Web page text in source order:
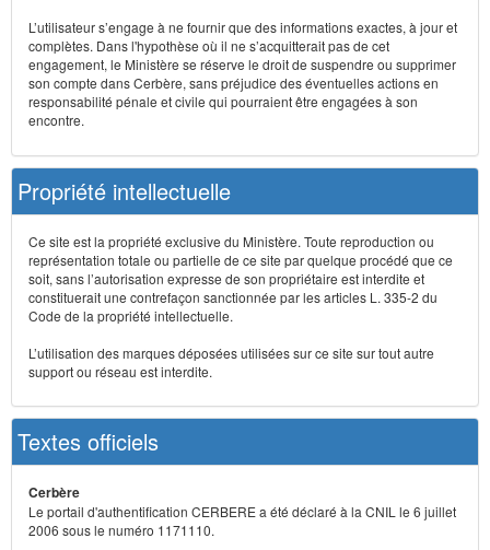
L’utilisateur s’engage à ne fournir que des informations exactes, à jour et
complètes. Dans l'hypothèse où il ne s’acquitterait pas de cet
engagement, le Ministère se réserve le droit de suspendre ou supprimer
son compte dans Cerbère, sans préjudice des éventuelles actions en
responsabilité pénale et civile qui pourraient être engagées à son
encontre.
Propriété intellectuelle
Ce site est la propriété exclusive du Ministère. Toute reproduction ou
représentation totale ou partielle de ce site par quelque procédé que ce
soit, sans l’autorisation expresse de son propriétaire est interdite et
constituerait une contrefaçon sanctionnée par les articles L. 335-2 du
Code de la propriété intellectuelle.
L’utilisation des marques déposées utilisées sur ce site sur tout autre
support ou réseau est interdite.
Textes officiels
Cerbère
Le portail d'authentification CERBERE a été déclaré à la CNIL le 6 juillet
2006 sous le numéro 1171110.